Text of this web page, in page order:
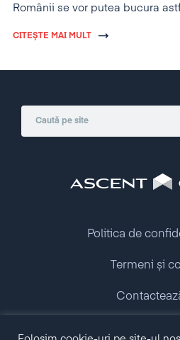
Românii se vor putea bucura
CITEȘTE MAI MULT
Politica de
Termeni și